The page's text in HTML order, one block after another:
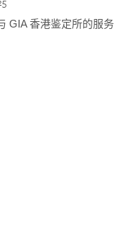
GIA 香港鉴定所的服务